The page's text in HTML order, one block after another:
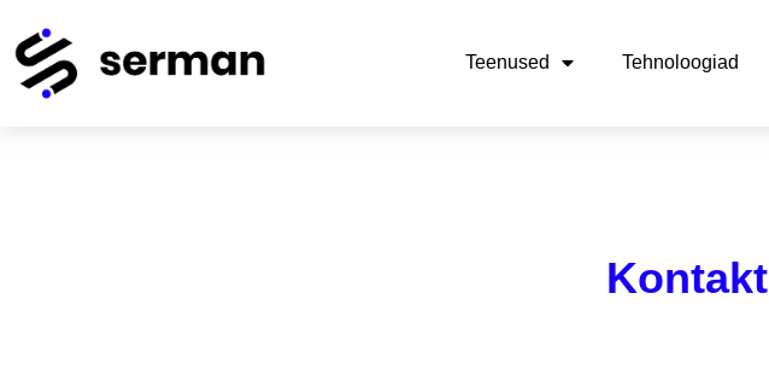
Teenused Tehnoloogiad
Kontakt